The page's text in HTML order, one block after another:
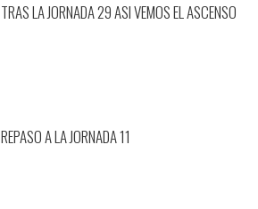
TRAS LA JORNADA 29 ASI VEMOS EL ASCENSO
REPASO A LA JORNADA 11